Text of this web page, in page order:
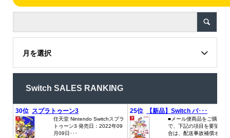
月を選択
Switch SALES RANKING